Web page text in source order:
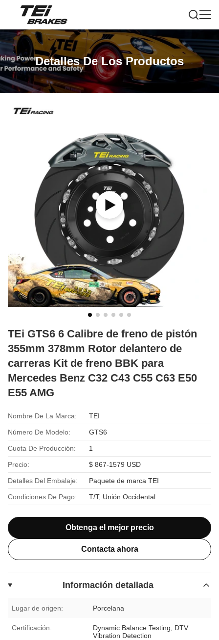
Detalles De Los Productos
TEi GTS6 6 Calibre de freno de pistón
355mm 378mm Rotor delantero de
carreras Kit de freno BBK para
Mercedes Benz C32 C43 C55 C63 E50
E55 AMG
Nombre De La Marca: TEI
Número De Modelo: GTS6
Cuota De Producción: 1
Precio: $ 867-1579 USD
Detalles Del Embalaje: Paquete de marca TEI
Condiciones De Pago: T/T, Unión Occidental
Obtenga el mejor precio
Contacta ahora
Información detallada
Lugar de origen: Porcelana
Certificación:
Dynamic Balance Testing, DTV
Vibration Detection